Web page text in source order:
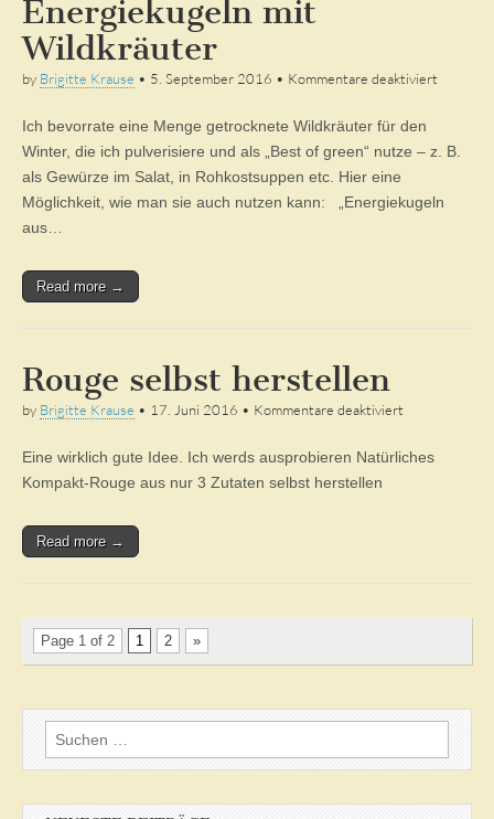
Energiekugeln mit
Wildkräuter
by Brigitte Krause • 5. September 2016 • Kommentare deaktiviert
Ich bevorrate eine Menge getrocknete Wildkräuter für den
Winter, die ich pulverisiere und als „Best of green“ nutze – z. B.
als Gewürze im Salat, in Rohkostsuppen etc. Hier eine
Möglichkeit, wie man sie auch nutzen kann: „Energiekugeln
aus…
Read more →
Rouge selbst herstellen
by Brigitte Krause • 17. Juni 2016 • Kommentare deaktiviert
herstellen
Eine wirklich gute Idee. Ich werds ausprobieren Natürliches
Kompakt-Rouge aus nur 3 Zutaten selbst herstellen
Read more →
Page 1 of 2 1 2 »
Suchen
nach: